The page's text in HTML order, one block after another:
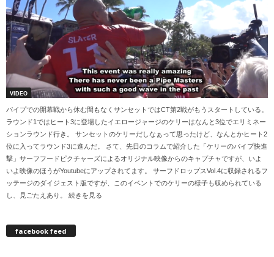
VIDEO
パイプでの開幕戦から休む間もなくサンセットではCT第2戦がもうスタートしている。
ラウンド1ではヒート3に登場したイエロージャージのケリーはなんと3位でエリミネー
ションラウンド行き。 サンセットのケリーだしなぁって思ったけど、なんとかヒート2
位に入ってラウンド3に進んだ。 さて、先日のコラムで紹介した「ケリーのパイプ快進
撃」サーフフードピクチャーズによるオリジナル映像からのキャプチャですが、いよ
いよ映像のほうがYoutubeにアップされてます。 サーフドロップスVol.4に収録されるフ
ッテージのダイジェスト版ですが、このイベントでのケリーの様子も収められている
し、見ごたえあり。 続きを見る
facebook feed